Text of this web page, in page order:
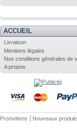
ACCUEIL
Livraison
Mentions légales
Nos conditions générales de
A propos
Promotions Nouveaux